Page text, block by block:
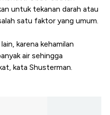
untuk tekanan darah atau
satu faktor yang umum.
karena kehamilan
air sehingga
kata Shusterman.